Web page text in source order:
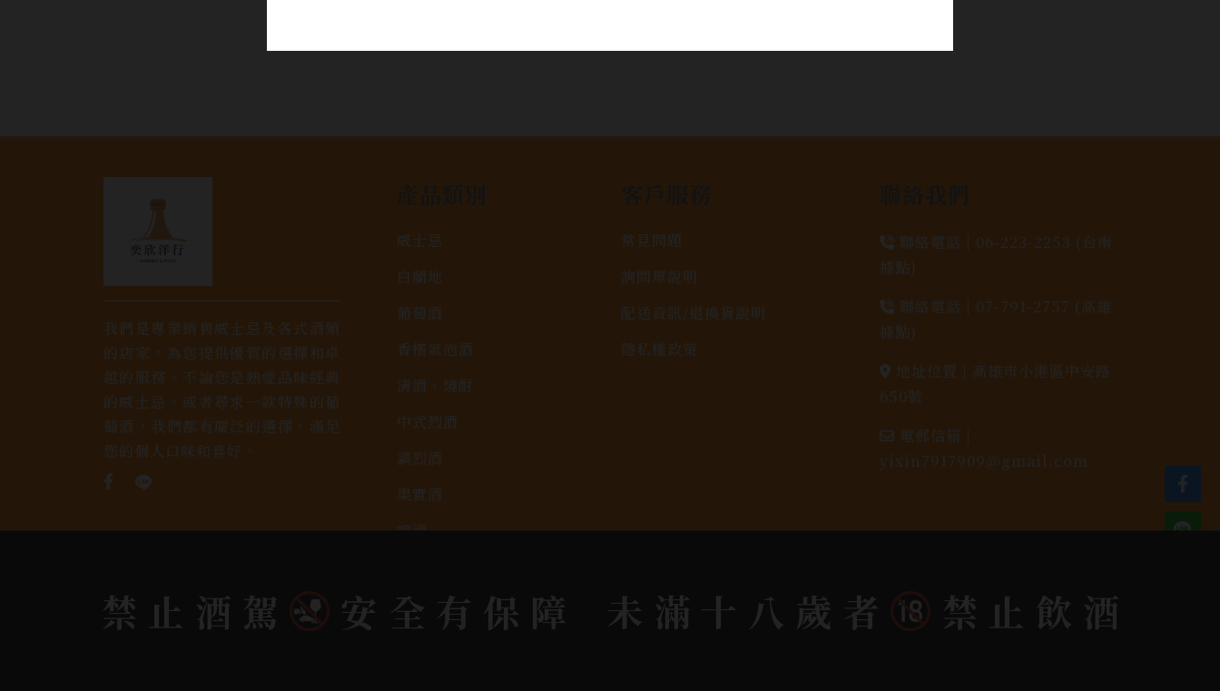
我們是專業銷售威士忌及各式酒類
的店家，為您提供優質的選擇和卓
越的服務。不論您是熱愛品味經典
的威士忌，或者尋求一款特殊的葡
萄酒，我們都有廣泛的選擇，滿足
您的個人口味和喜好。
威士忌
白蘭地
葡萄酒
香檳氣泡酒
清酒、燒酎
中式烈酒
調烈酒
果實酒
啤酒
KAVALAN / 噶瑪蘭
常見問題
詢問單說明
配送資訊/退換貨說明
隱私權政策
聯絡電話 | 06-223-2253 (台南
據點)
聯絡電話 | 07-791-2757 (高雄
據點)
地址位置 | 高雄市小港區中安路
650號
電郵信箱 |
yixin7917909@gmail.com
禁止酒駕 安全有保障 未滿十八歲者 禁止飲酒